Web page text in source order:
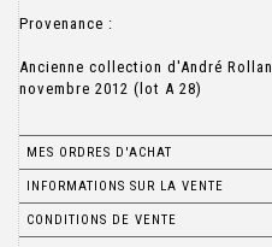
Provenance :
Ancienne collection d'André
novembre 2012 (lot A 28)
MES ORDRES D'ACHAT
INFORMATIONS SUR LA VENTE
CONDITIONS DE VENTE